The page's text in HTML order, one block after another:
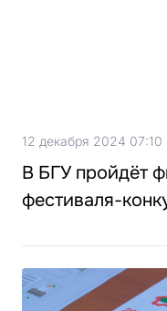
12 декабря 2024 07:10
В БГУ пройдёт
фестиваля-